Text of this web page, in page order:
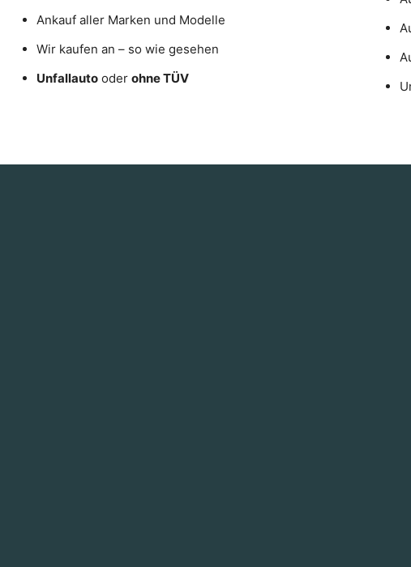
Ankauf aller Marken und Modelle
Wir kaufen an – so wie gesehen
Unfallauto oder ohne TÜV